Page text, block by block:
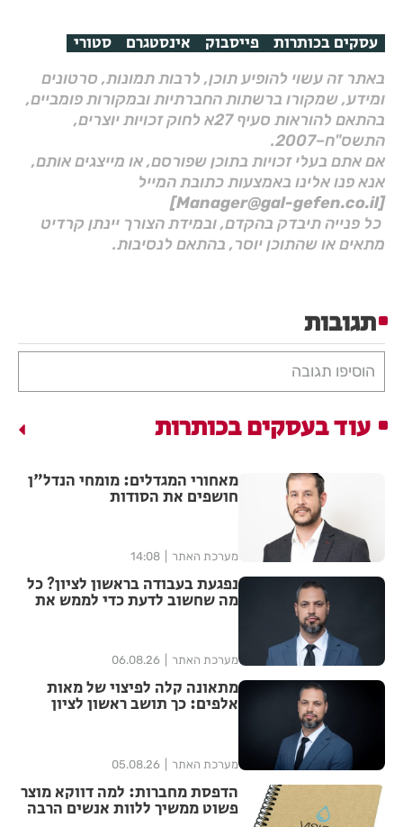
עסקים בכותרות פייסבוק אינסטגרם סטורי
באתר זה עשוי להופיע תוכן, לרבות תמונות, סרטונים
ומידע, שמקורו ברשתות החברתיות ובמקורות פומביים,
בהתאם להוראות סעיף 27א לחוק זכויות יוצרים,
התשס"ח–2007.
אם אתם בעלי זכויות בתוכן שפורסם, או מייצגים אותם,
אנא פנו אלינו באמצעות כתובת המייל
[Manager@gal-gefen.co.il]
כל פנייה תיבדק בהקדם, ובמידת הצורך יינתן קרדיט
מתאים או שהתוכן יוסר, בהתאם לנסיבות.
תגובות
הוסיפו תגובה
עוד בעסקים בכותרות
מאחורי המגדלים: מומחי הנדל"ן
חושפים את הסודות
מערכת האתר 14:08
נפגעת בעבודה בראשון לציון? כל
מה שחשוב לדעת כדי לממש את
מערכת האתר 06.08.26
מתאונה קלה לפיצוי של מאות
אלפים: כך תושב ראשון לציון
מערכת האתר 05.08.26
הדפסת מחברות: למה דווקא מוצר
פשוט ממשיך ללוות אנשים הרבה